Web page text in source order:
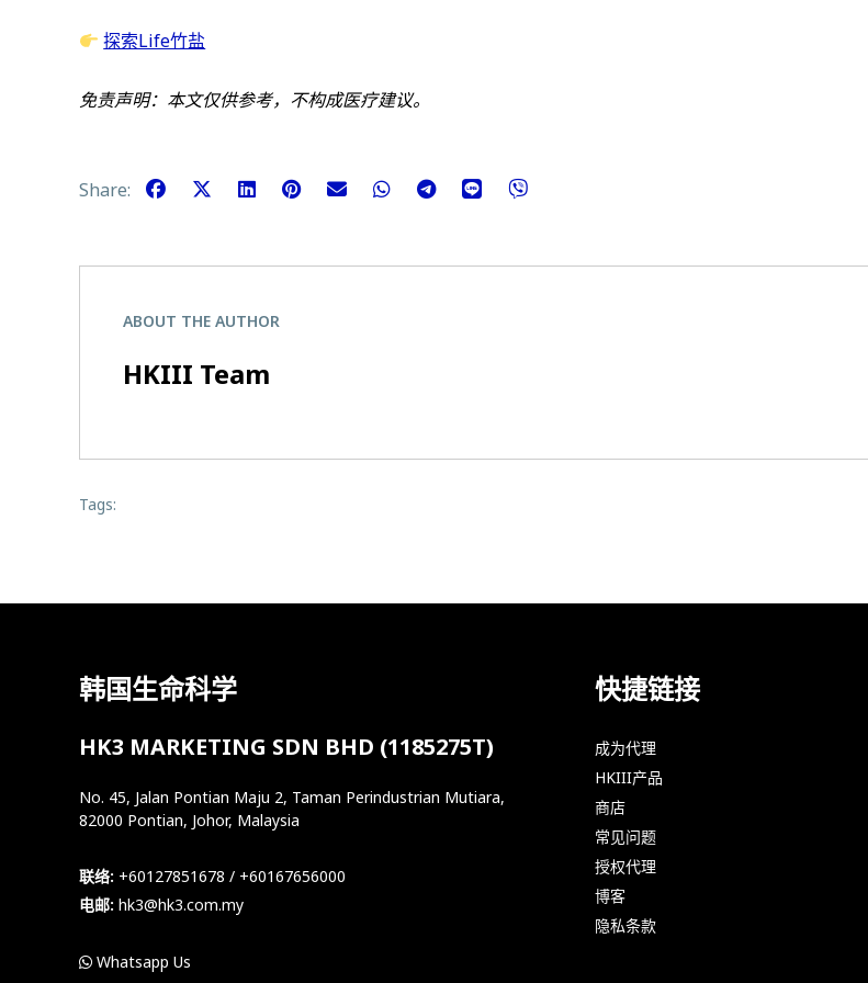
探索Life竹盐
免责声明：本文仅供参考，不构成医疗建议。
Share:
ABOUT THE AUTHOR
HKIII Team
Tags:
韩国生命科学
HK3 MARKETING SDN BHD (1185275T)
No. 45, Jalan Pontian Maju 2, Taman Perindustrian Mutiara,
82000 Pontian, Johor, Malaysia
联络: +60127851678 / +60167656000
电邮: hk3@hk3.com.my
Whatsapp Us
快捷链接
成为代理
HKIII产品
商店
常见问题
授权代理
博客
隐私条款